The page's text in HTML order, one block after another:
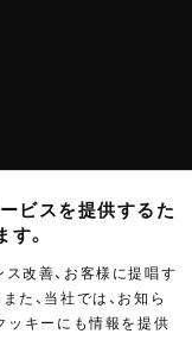
ビスを提供するた
。
改善、お客様に提唱す
た、当社では、お知ら
ッキーにも情報を提供